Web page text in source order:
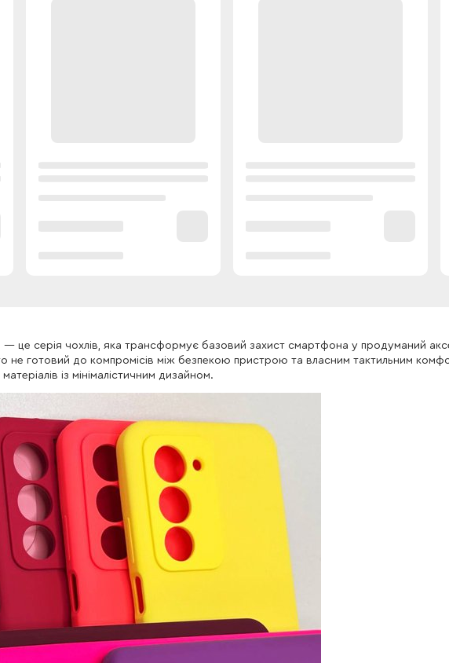
це серія чохлів, яка трансформує базовий захист смартфона у продуманий
не готовий до компромісів між безпекою пристрою та власним тактильним
із мінімалістичним дизайном.